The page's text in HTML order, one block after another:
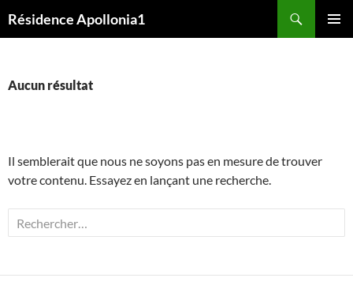
auRésidence Apollonia1
Aucun résultat
Il semblerait que nous ne soyons pas en mesure de trouver
votre contenu. Essayez en lançant une recherche.
Rechercher :